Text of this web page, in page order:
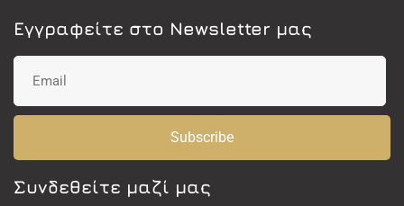
Εγγραφείτε στο Newsletter μας
Subscribe
Συνδεθείτε μαζί μας